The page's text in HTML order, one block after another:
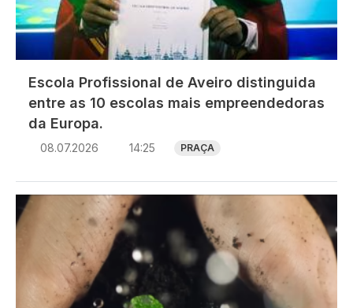
Escola Profissional de Aveiro distinguida
entre as 10 escolas mais empreendedoras
da Europa.
08.07.2026 14:25 PRAÇA
Imagem